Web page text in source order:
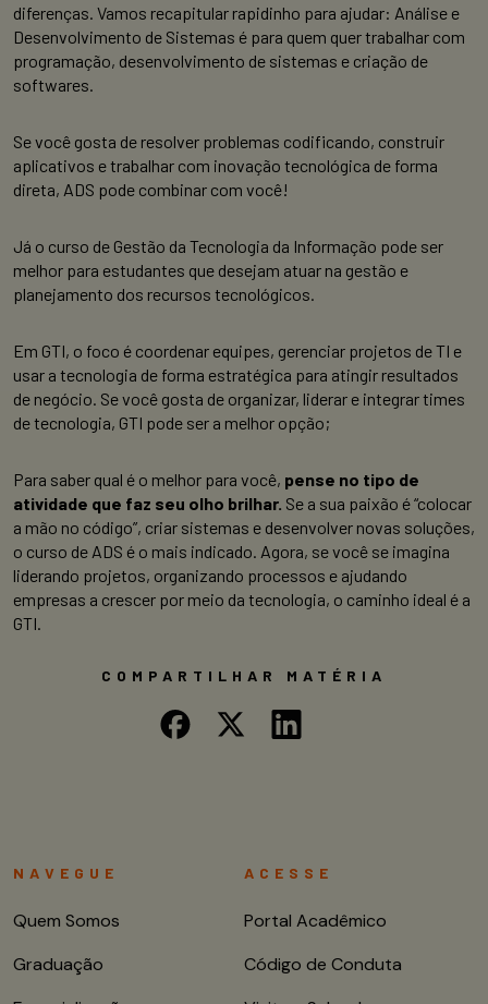
diferenças. Vamos recapitular rapidinho para ajudar: Análise e
Desenvolvimento de Sistemas é para quem quer trabalhar com
programação, desenvolvimento de sistemas e criação de
softwares.
Se você gosta de resolver problemas codificando, construir
aplicativos e trabalhar com inovação tecnológica de forma
direta, ADS pode combinar com você!
Já o curso de Gestão da Tecnologia da Informação pode ser
melhor para estudantes que desejam atuar na gestão e
planejamento dos recursos tecnológicos.
Em GTI, o foco é coordenar equipes, gerenciar projetos de TI e
usar a tecnologia de forma estratégica para atingir resultados
de negócio. Se você gosta de organizar, liderar e integrar times
de tecnologia, GTI pode ser a melhor opção;
Para saber qual é o melhor para você, pense no tipo de
atividade que faz seu olho brilhar. Se a sua paixão é “colocar
a mão no código”, criar sistemas e desenvolver novas soluções,
o curso de ADS é o mais indicado. Agora, se você se imagina
liderando projetos, organizando processos e ajudando
empresas a crescer por meio da tecnologia, o caminho ideal é a
GTI.
COMPARTILHAR MATÉRIA
NAVEGUE
Quem Somos
Graduação
ACESSE
Portal Acadêmico
Código de Conduta